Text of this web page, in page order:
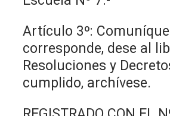
Artículo 3º:
corresponde, dese al
Resoluciones y
cumplido, archívese.